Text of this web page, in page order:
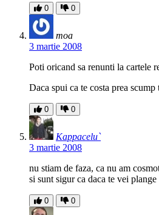
0 0
moa
3 martie 2008
Poti oricand sa renunti la cartele
Daca spui ca te costa prea
0 0
Kappacelu`
3 martie 2008
nu stiam de faza, ca nu am
si sunt sigur ca daca te vei
0 0